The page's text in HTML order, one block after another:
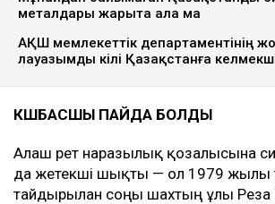
металдары жарыта ала ма
АҚШ мемлекеттік департаментінің
лауазымды өкілі Қазақстанға
КӨШБАСШЫ ПАЙДА БОЛДЫ
Алғаш рет наразылық қозғалысына
да жетекші шықты — ол 1979 жылы
тайдырылған соңғы шахтың ұлы